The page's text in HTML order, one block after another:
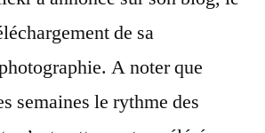
de sa
A noter que
semaines le rythme des